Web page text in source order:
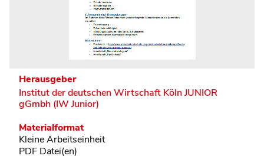
Herausgeber
Institut der deutschen Wirtschaft Köln JUNIOR
gGmbh (IW Junior)
Materialformat
Kleine Arbeitseinheit
PDF Datei(en)